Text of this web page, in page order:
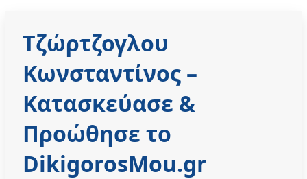
Τζώρτζογλου
Κωνσταντίνος –
Κατασκεύασε &
Προώθησε το
DikigorosMou.gr